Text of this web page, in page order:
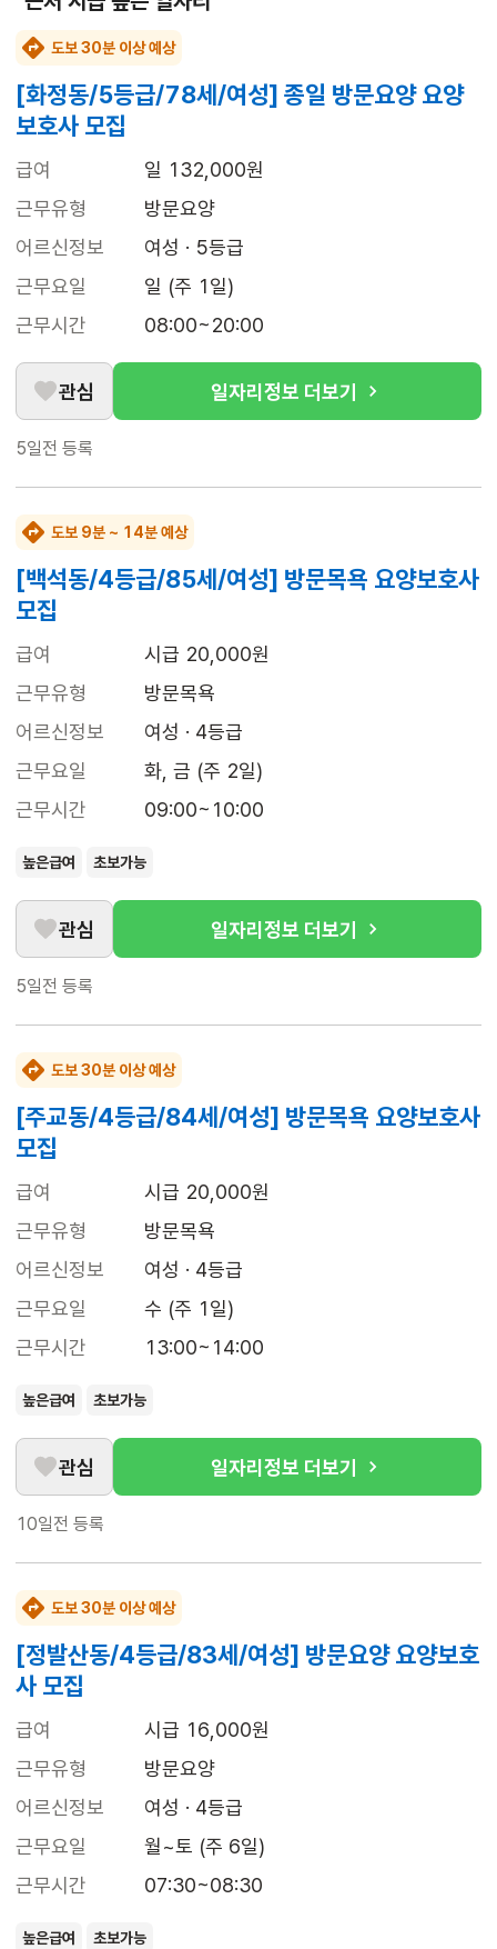
도보 30분 이상 예상
[화정동/5등급/78세/여성] 종일 방문요양 요양
보호사 모집
급여
일 132,000원
근무유형
방문요양
어르신정보
여성 · 5등급
근무요일
일 (주 1일)
근무시간
08:00~20:00
관심 일자리정보 더보기
5일전 등록
도보 9분 ~ 14분 예상
[백석동/4등급/85세/여성] 방문목욕 요양보호사
모집
급여
시급 20,000원
근무유형
방문목욕
어르신정보
여성 · 4등급
근무요일
화, 금 (주 2일)
근무시간
09:00~10:00
높은급여 초보가능
관심 일자리정보 더보기
5일전 등록
도보 30분 이상 예상
[주교동/4등급/84세/여성] 방문목욕 요양보호사
모집
급여
시급 20,000원
근무유형
방문목욕
어르신정보
여성 · 4등급
근무요일
수 (주 1일)
근무시간
13:00~14:00
높은급여 초보가능
관심 일자리정보 더보기
10일전 등록
도보 30분 이상 예상
[정발산동/4등급/83세/여성] 방문요양 요양보호
사 모집
급여
시급 16,000원
근무유형
방문요양
어르신정보
여성 · 4등급
근무요일
월~토 (주 6일)
근무시간
07:30~08:30
높은급여 초보가능